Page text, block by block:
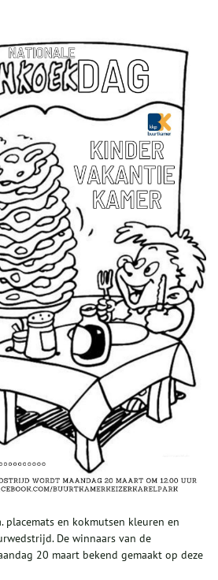
placemats en kokmutsen kleuren en
De winnaars van de
20 maart bekend gemaakt op deze